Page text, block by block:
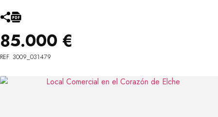
85.000 €
REF. 3009_031479